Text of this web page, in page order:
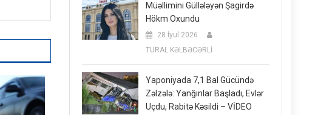
Müəllimini Güllələyən Şagirdə
Hökm Oxundu
28 İyul 2026
TURAL KƏLBƏCƏRLİ
Yaponiyada 7,1 Bal Gücündə
Zəlzələ: Yanğınlar Başladı, Evlər
Uçdu, Rabitə Kəsildi – VİDEO